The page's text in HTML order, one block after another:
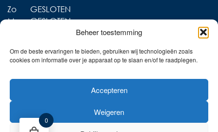
Beheer toestemming
Om de beste ervaringen te bieden, gebruiken wij technologieën zoals
cookies om informatie over je apparaat op te slaan en/of te raadplegen.
Accepteren
Weigeren
Zo
GESLOTEN
Ma
GESLOTEN
Liever thuis shoppen?
Ontdek onze collecties in
de webshop!
Naar de online shop!
0